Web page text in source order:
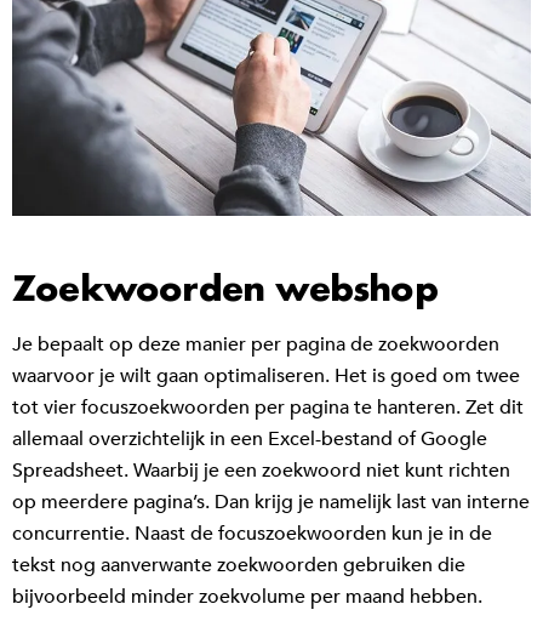
Zoekwoorden webshop
Je bepaalt op deze manier per pagina de zoekwoorden
waarvoor je wilt gaan optimaliseren. Het is goed om twee
tot vier focuszoekwoorden per pagina te hanteren. Zet dit
allemaal overzichtelijk in een Excel-bestand of Google
Spreadsheet. Waarbij je een zoekwoord niet kunt richten
op meerdere pagina’s. Dan krijg je namelijk last van interne
concurrentie. Naast de focuszoekwoorden kun je in de
tekst nog aanverwante zoekwoorden gebruiken die
bijvoorbeeld minder zoekvolume per maand hebben.